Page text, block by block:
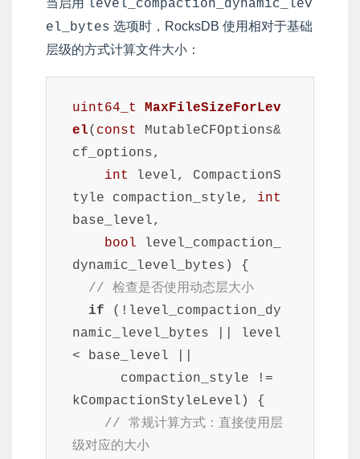
当启用 level_compaction_dynamic_lev
el_bytes 选项时，RocksDB 使用相对于基础
层级的方式计算文件大小：
uint64_t
MaxFileSizeForLev
el( const MutableCFOptions&
cf_options,
int level, CompactionS
tyle compaction_style, int
base_level,
bool level_compaction_
dynamic_level_bytes)
{
// 检查是否使用动态层大小
if (!level_compaction_dy
namic_level_bytes || level
< base_level ||
kCompactionStyleLevel) {
// 常规计算方式：直接使用层
级对应的大小